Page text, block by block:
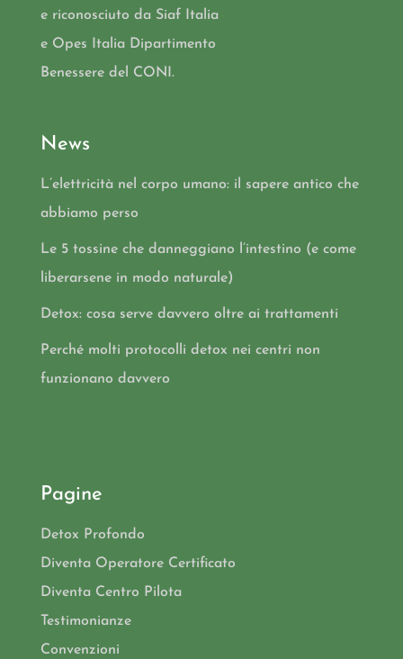
e riconosciuto da Siaf Italia
e Opes Italia Dipartimento
Benessere del CONI.
News
L’elettricità nel corpo umano: il sapere antico che
abbiamo perso
Le 5 tossine che danneggiano l’intestino (e come
liberarsene in modo naturale)
Detox: cosa serve davvero oltre ai trattamenti
Perché molti protocolli detox nei centri non
funzionano davvero
Pagine
Detox Profondo
Diventa Operatore Certificato
Diventa Centro Pilota
Testimonianze
Convenzioni